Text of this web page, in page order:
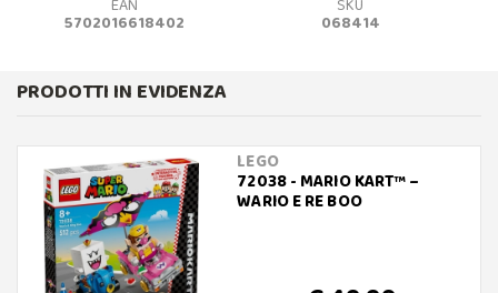
EAN
5702016618402
SKU
068414
PRODOTTI IN EVIDENZA
LEGO
72038 - MARIO KART™ –
WARIO E RE BOO